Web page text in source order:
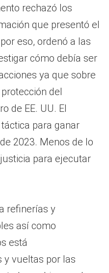
rechazó los
que presentó el
eso, ordenó a las
cómo debía ser
ya que sobre
del
de EE. UU. El
para ganar
2023. Menos de lo
para ejecutar
refinerías y
así como
está
y vueltas por las